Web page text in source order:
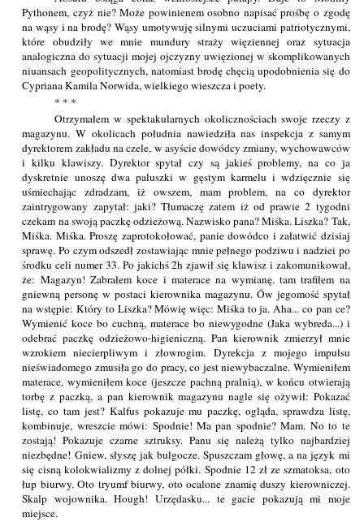
Pythonem, czyż nie? Może powinienem osobno napisać prośbę o zgodę
na wąsy i na brodę? Wąsy umotywuję silnymi uczuciami patriotycznymi,
które obudziły we mnie mundury straży więziennej oraz sytuacja
analogiczna do sytuacji mojej ojczyzny uwięzionej w skomplikowanych
niuansach geopolitycznych, natomiast brodę chęcią upodobnienia się do
Cypriana Kamila Norwida, wielkiego wieszcza i poety.
* * *
Otrzymałem w spektakularnych okolicznościach swoje rzeczy z
magazynu. W okolicach południa nawiedziła nas inspekcja z samym
dyrektorem zakładu na czele, w asyście dowódcy zmiany, wychowawców
i kilku klawiszy. Dyrektor spytał czy są jakieś problemy, na co ja
dyskretnie unoszę dwa paluszki w gęstym karmelu i wdzięcznie się
uśmiechając zdradzam, iż owszem, mam problem, na co dyrektor
zaintrygowany zapytał: jaki? Tłumaczę zatem iż od prawie 2 tygodni
czekam na swoją paczkę odzieżową. Nazwisko pana? Miśka. Liszka? Tak,
Miśka. Miśka. Proszę zaprotokołować, panie dowódco i załatwić dzisiaj
sprawę. Po czym odszedł zostawiając mnie pełnego podziwu i nadziei po
środku celi numer 33. Po jakichś 2h zjawił się klawisz i zakomunikował,
że: Magazyn! Zabrałem koce i materace na wymianę. tam trafiłem na
gniewną personę w postaci kierownika magazynu. Ów jegomość spytał
na wstępie: Który to Liszka? Mówię więc: Miśka to ja. Aha... co pan ce?
Wymienić koce bo cuchną, materace bo niewygodne (Jaka wybreda...) i
odebrać paczkę odzieżowo-higieniczną. Pan kierownik zmierzył mnie
wzrokiem niecierpliwym i złowrogim. Dyrekcja z mojego impulsu
nieświadomego zmusiła go do pracy, co jest niewybaczalne. Wymieniłem
materace, wymieniłem koce (jeszcze pachną pralnią), w końcu otwierają
torbę z paczką, a pan kierownik magazynu nagle się ożywił: Pokazać
listę, co tam jest? Kalfus pokazuje mu paczkę, ogląda, sprawdza listę,
kombinuje, wreszcie mówi: Spodnie! Ma pan spodnie? Mam. No to te
zostają! Pokazuje czarne sztruksy. Panu się należą tylko najbardziej
niezbędne! Gniew, słyszę jak bulgocze. Spuszczam głowę, a na język mi
się cisną kolokwializmy z dolnej półki. Spodnie 12 zł ze szmatoksa, oto
łup biurwy. Oto tryumf biurwy, oto ocalone znamię duszy kierowniczej.
Skalp wojownika. Hough! Urzędasku... te gacie pokazują mi moje
miejsce.